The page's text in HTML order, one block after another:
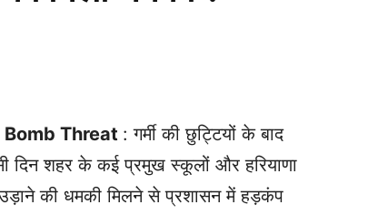
Threat : गर्मी की छुट्टियों के बाद
दिन शहर के कई प्रमुख स्कूलों और हरियाणा
की धमकी मिलने से प्रशासन में हड़कंप